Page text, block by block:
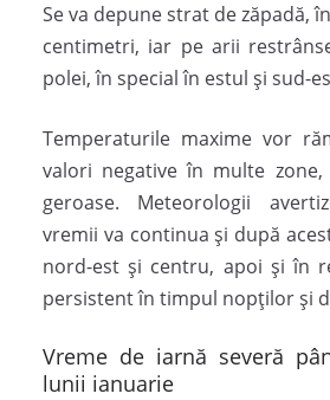
Se va depune strat de zăpadă,
centimetri, iar pe arii
polei, în special în estul și sud-
Temperaturile maxime vor
valori negative în multe
geroase. Meteorologii
vremii va continua și după
nord-est și centru, apoi și în
persistent în timpul nopților și
Vreme de iarnă severă
lunii ianuarie